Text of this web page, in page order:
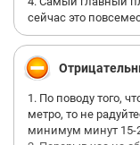
сейчас это
1. По поводу того,
метро, то не
минимум минут 15-